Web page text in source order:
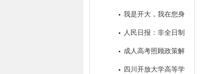
充开放大学成为求学者首选的学
我是开大，我在您身
人民日报：非全日制
学历一律同等对待!在职学历教
成人高考照顾政策解
四川开放大学高等学